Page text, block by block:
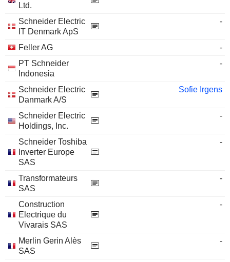
Ltd.
Schneider Electric
IT Denmark ApS
-
Feller AG
-
PT Schneider
Indonesia
-
Schneider Electric
Danmark A/S
Sofie Irgens
Schneider Electric
Holdings, Inc.
-
Schneider Toshiba
Inverter Europe
SAS
-
Transformateurs
SAS
-
Construction
Electrique du
Vivarais SAS
-
Merlin Gerin Alès
SAS
-